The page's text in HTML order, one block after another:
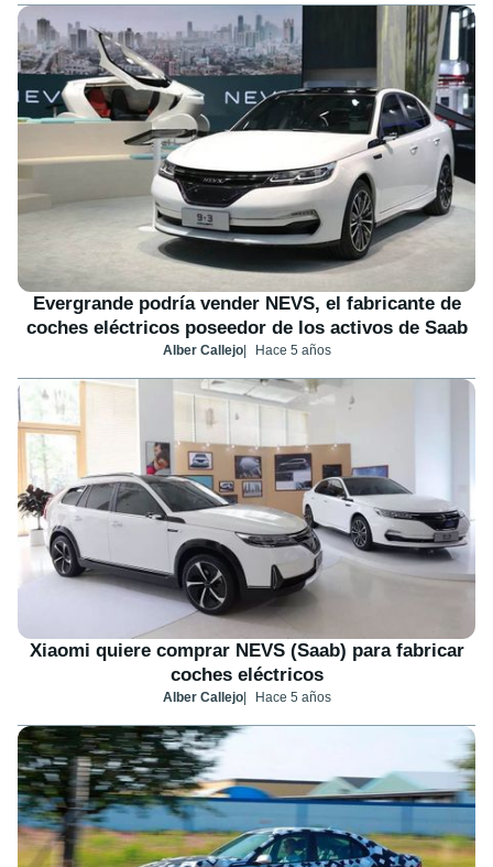
Evergrande podría vender NEVS, el fabricante de
coches eléctricos poseedor de los activos de Saab
Alber Callejo Hace 5 años
Xiaomi quiere comprar NEVS (Saab) para fabricar
coches eléctricos
Alber Callejo Hace 5 años